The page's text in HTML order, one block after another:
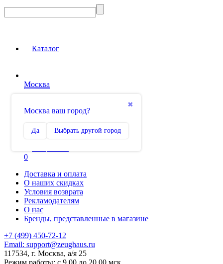
Каталог
Москва
✖
Москва ваш город?
Да Выбрать другой город
Сравнение
0
Доставка и оплата
О наших скидках
Условия возврата
Рекламодателям
О нас
Бренды, представленные в магазине
+7 (499) 450-72-12
Email: support@zeughaus.ru
117534, г. Москва, а/я 25
Режим работы: с 9.00 до 20.00 мск